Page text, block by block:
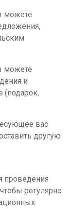
можете
можете
и
(подарок,
вас
другую
проведения
регулярно